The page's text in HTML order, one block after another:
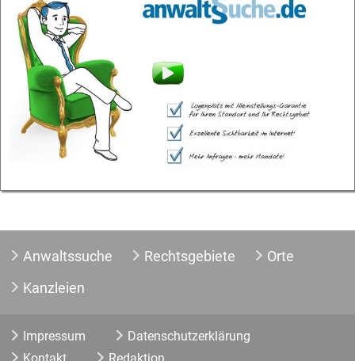
Anwaltssuche Rechtsgebiete
Orte
Kanzleien
Impressum
Datenschutzerklärung